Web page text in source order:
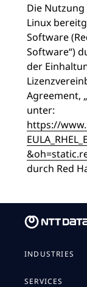
Die
Linux
Software
Software“)
der
Agreement,
unter:
https://
durch Red
INDUSTRIES
SERVICES